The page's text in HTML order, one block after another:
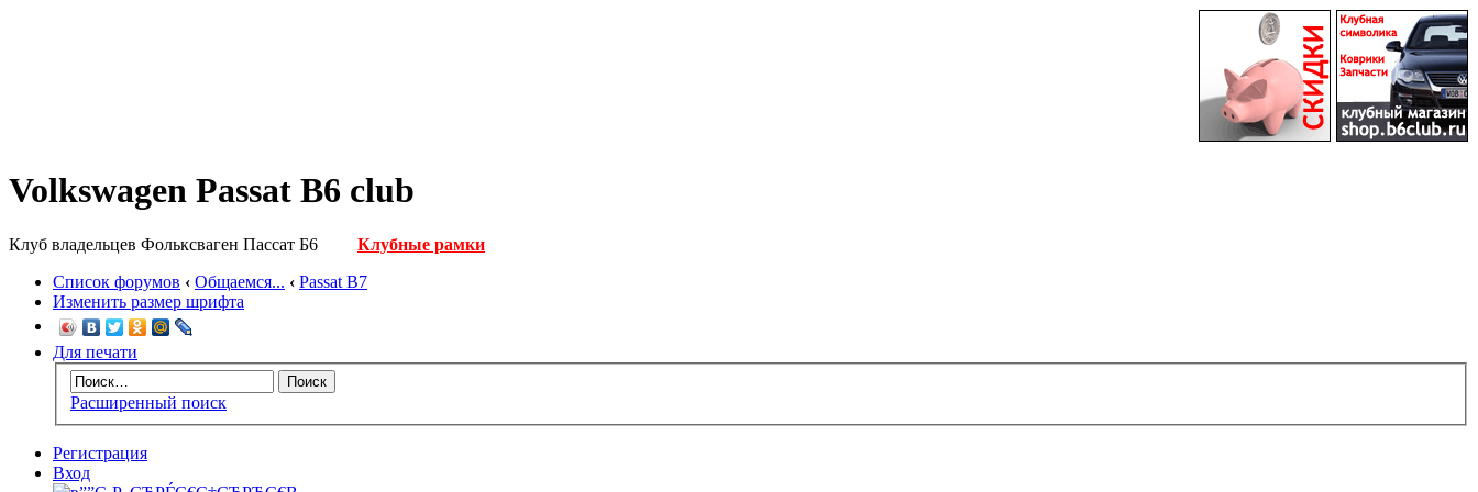
Volkswagen Passat B6 club
Клуб владельцев Фольксваген Пассат Б6
Клубные рамки
Список форумов ‹ Общаемся... ‹ Passat B7
Изменить размер шрифта
Для печати
Расширенный поиск
Регистрация
Вход